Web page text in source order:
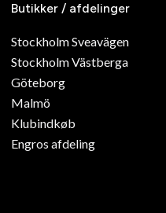
Butikker / afdelinger
Stockholm Sveavägen
Stockholm Västberga
Göteborg
Malmö
Klubindkøb
Engros afdeling